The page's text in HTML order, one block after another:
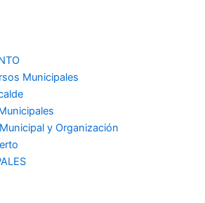
Municipales
y Organización